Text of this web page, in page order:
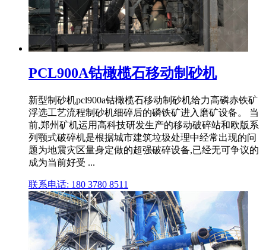
PCL900A钴橄榄石移动制砂机
新型制砂机pcl900a钴橄榄石移动制砂机给力高磷赤铁矿
浮选工艺流程制砂机细碎后的磷铁矿进入磨矿设备。 当
前,郑州矿机运用高科技研发生产的移动破碎站和欧版系
列颚式破碎机是根据城市建筑垃圾处理中经常出现的问
题为地震灾区量身定做的超强破碎设备,已经无可争议的
成为当前好受 ...
联系电话: 180 3780 8511